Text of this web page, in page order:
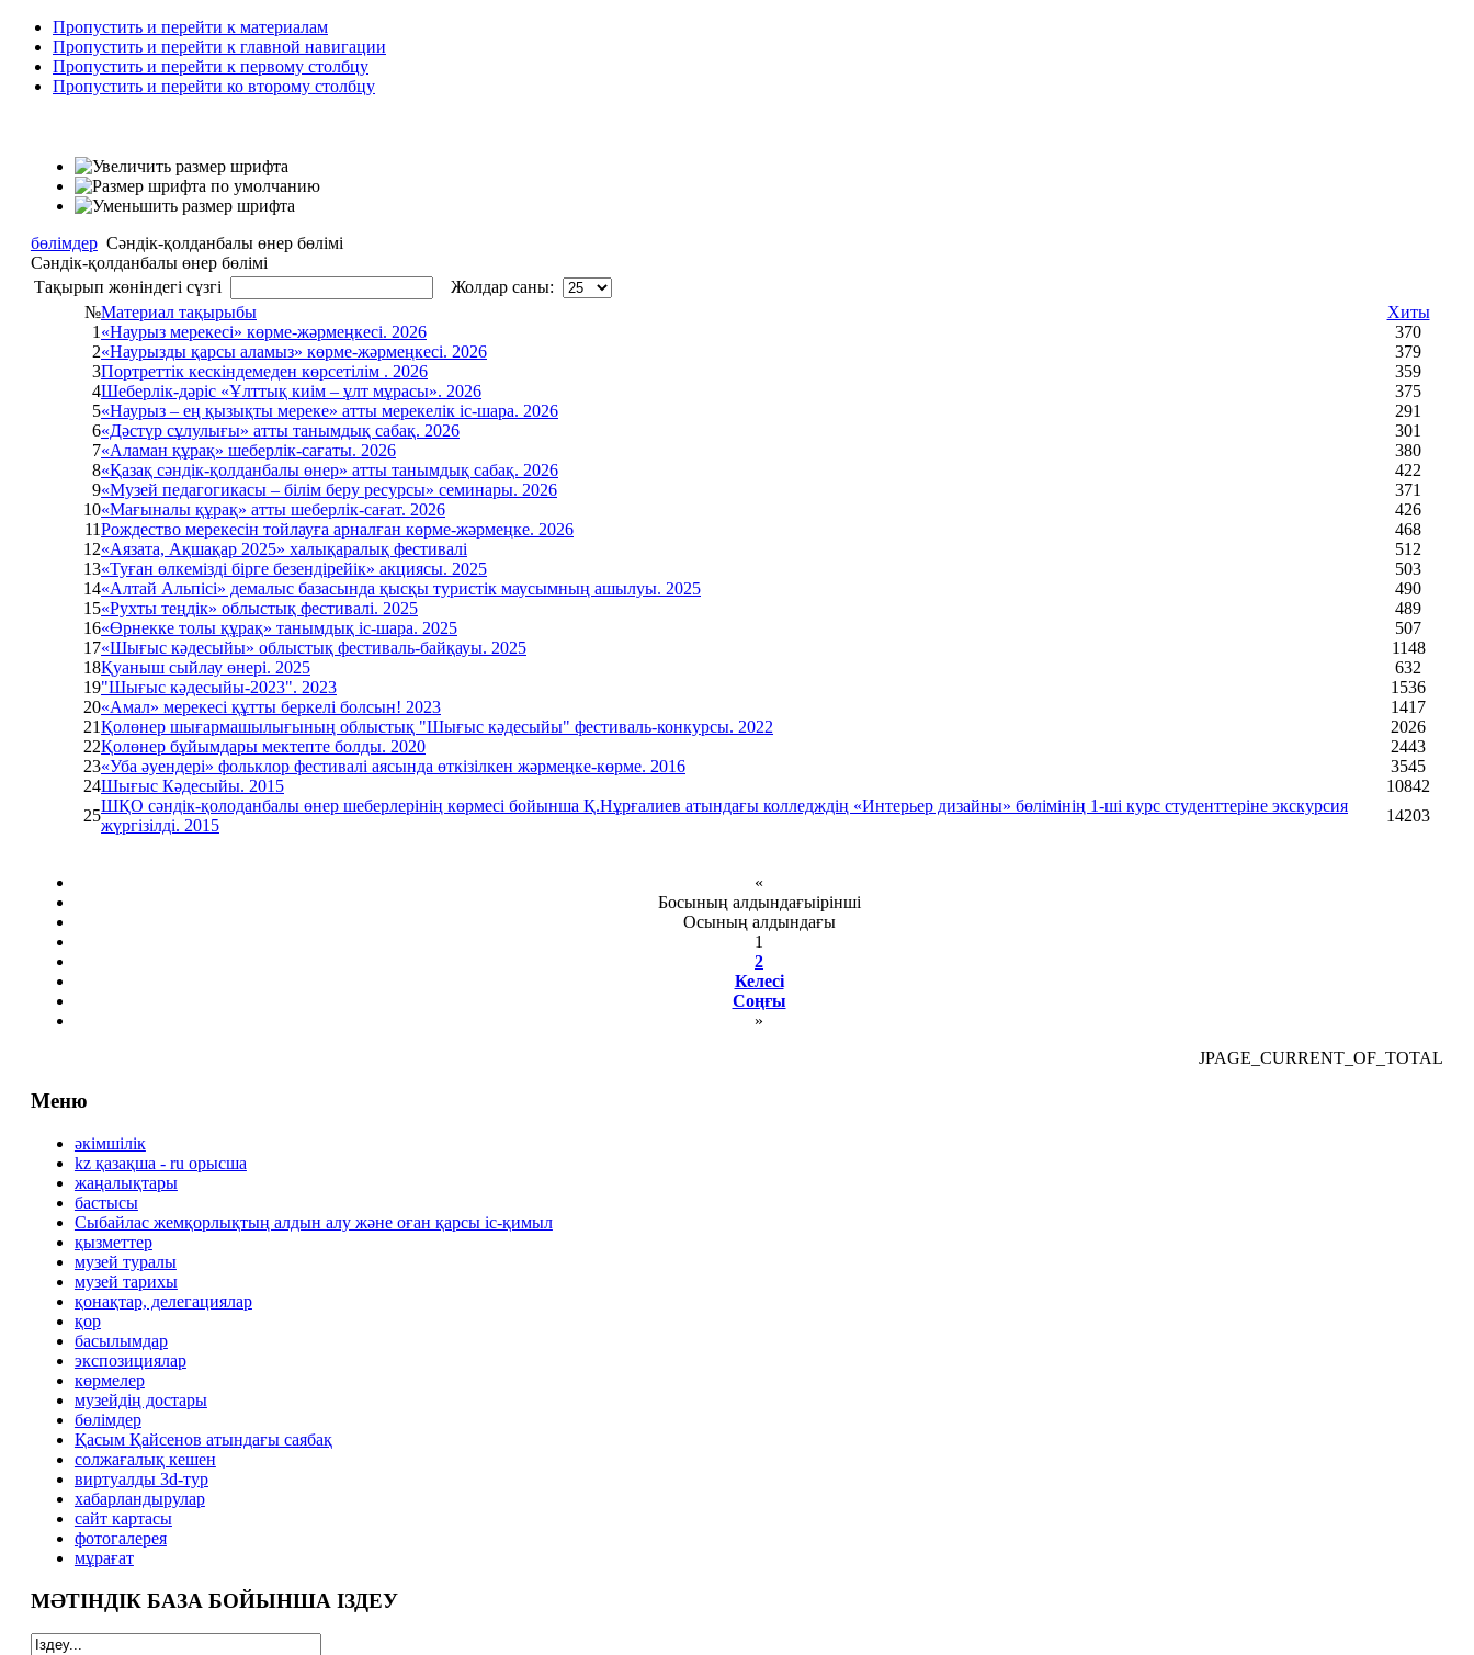
Пропустить и перейти к материалам
Пропустить и перейти к главной навигации
Пропустить и перейти к первому столбцу
Пропустить и перейти ко второму столбцу
бөлімдер Сәндік-қолданбалы өнер бөлімі
Сәндік-қолданбалы өнер бөлімі
Тақырып жөніндегі сүзгі
Жолдар саны:
№Материал тақырыбы
Хиты
1«Наурыз мерекесі» көрме-жәрмеңкесі. 2026
370
2«Наурызды қарсы аламыз» көрме-жәрмеңкесі. 2026
379
3Портреттік кескіндемеден көрсетілім . 2026
359
4Шеберлік-дәріс «Ұлттық киім – ұлт мұрасы». 2026
375
5«Наурыз – ең қызықты мереке» атты мерекелік іс-шара. 2026
291
6«Дәстүр сұлулығы» атты танымдық сабақ. 2026
301
7«Аламан құрақ» шеберлік-сағаты. 2026
380
8«Қазақ сәндік-қолданбалы өнер» атты танымдық сабақ. 2026
422
9«Музей педагогикасы – білім беру ресурсы» семинары. 2026
371
10«Мағыналы құрақ» атты шеберлік-сағат. 2026
426
11Рождество мерекесін тойлауға арналған көрме-жәрмеңке. 2026
468
12«Аязата, Ақшақар 2025» халықаралық фестивалі
512
13«Туған өлкемізді бірге безендірейік» акциясы. 2025
503
14«Алтай Альпісі» демалыс базасында қысқы туристік маусымның ашылуы. 2025
490
15«Рухты теңдік» облыстық фестивалі. 2025
489
16«Өрнекке толы құрақ» танымдық іс-шара. 2025
507
17«Шығыс кәдесыйы» облыстық фестиваль-байқауы. 2025
1148
18Қуаныш сыйлау өнері. 2025
632
19"Шығыс кәдесыйы-2023". 2023
1536
20«Амал» мерекесі құтты беркелі болсын! 2023
1417
21Қолөнер шығармашылығының облыстық "Шығыс кәдесыйы" фестиваль-конкурсы. 2022
2026
22Қолөнер бұйымдары мектепте болды. 2020
2443
23«Уба әуендері» фольклор фестивалі аясында өткізілкен жәрмеңке-көрме. 2016
3545
24Шығыс Кәдесыйы. 2015
10842
25
ШҚО сәндік-қолоданбалы өнер шеберлерінің көрмесі бойынша Қ.Нұрғалиев атындағы колледждің «Интерьер дизайны» бөлімінің 1-ші курс студенттеріне экскурсия
жүргізілді. 2015
14203
«
Босының алдындағыірінші
Осының алдындағы
1
2
Келесі
Соңғы
»
JPAGE_CURRENT_OF_TOTAL
Меню
әкімшілік
kz қазақша - ru орысша
жаңалықтары
бастысы
Сыбайлас жемқорлықтың алдын алу және оған қарсы іс-қимыл
қызметтер
музей туралы
музей тарихы
қонақтар, делегациялар
қор
басылымдар
экспозициялар
көрмелер
музейдің достары
бөлімдер
Қасым Қайсенов атындағы саябақ
солжағалық кешен
виртуалды 3d-тур
xабарландырулар
сайт картасы
фотогалерея
мұрағат
МӘТІНДІК БАЗА БОЙЫНША ІЗДЕУ